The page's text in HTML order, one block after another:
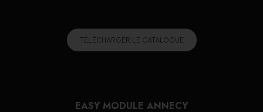
TÉLÉCHARGER LE CATALOGUE
EASY MODULE ANNECY